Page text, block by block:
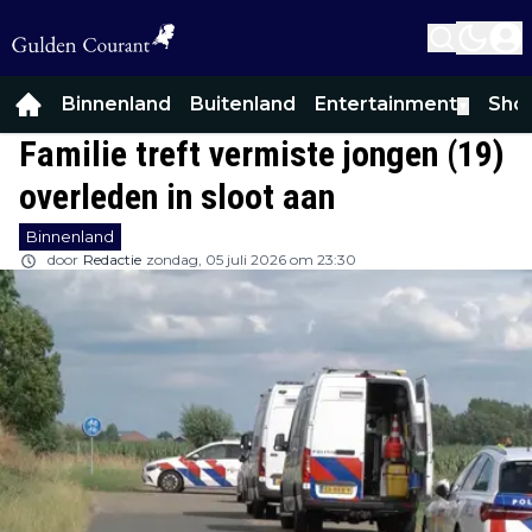
Binnenland Buitenland Entertainment
Familie treft vermiste jongen (19)
overleden in sloot aan
Binnenland
door Redactie zondag, 05 juli 2026 om 23:30